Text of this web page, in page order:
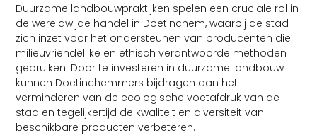
Duurzame landbouwpraktijken spelen een cruciale rol in
de wereldwijde handel in Doetinchem, waarbij de stad
zich inzet voor het ondersteunen van producenten die
milieuvriendelijke en ethisch verantwoorde methoden
gebruiken. Door te investeren in duurzame landbouw
kunnen Doetinchemmers bijdragen aan het
verminderen van de ecologische voetafdruk van de
stad en tegelijkertijd de kwaliteit en diversiteit van
beschikbare producten verbeteren.